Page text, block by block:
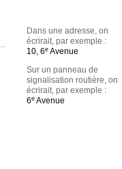
Dans une adresse, on
écrirait, par exemple :
10, 6eAvenue
Sur un panneau de
signalisation routière, on
écrirait, par exemple :
6eAvenue